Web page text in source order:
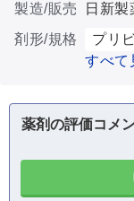
製造/販売
日新製
剤形/規格
プリ
すべて
薬剤の評価コメ